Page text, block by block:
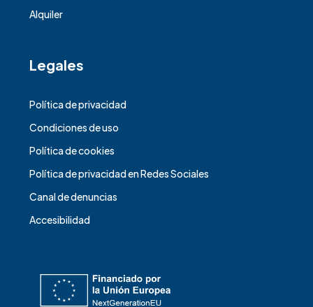
Alquiler
Legales
Política de privacidad
Condiciones de uso
Política de cookies
Política de privacidad en Redes Sociales
Canal de denuncias
Accesibilidad